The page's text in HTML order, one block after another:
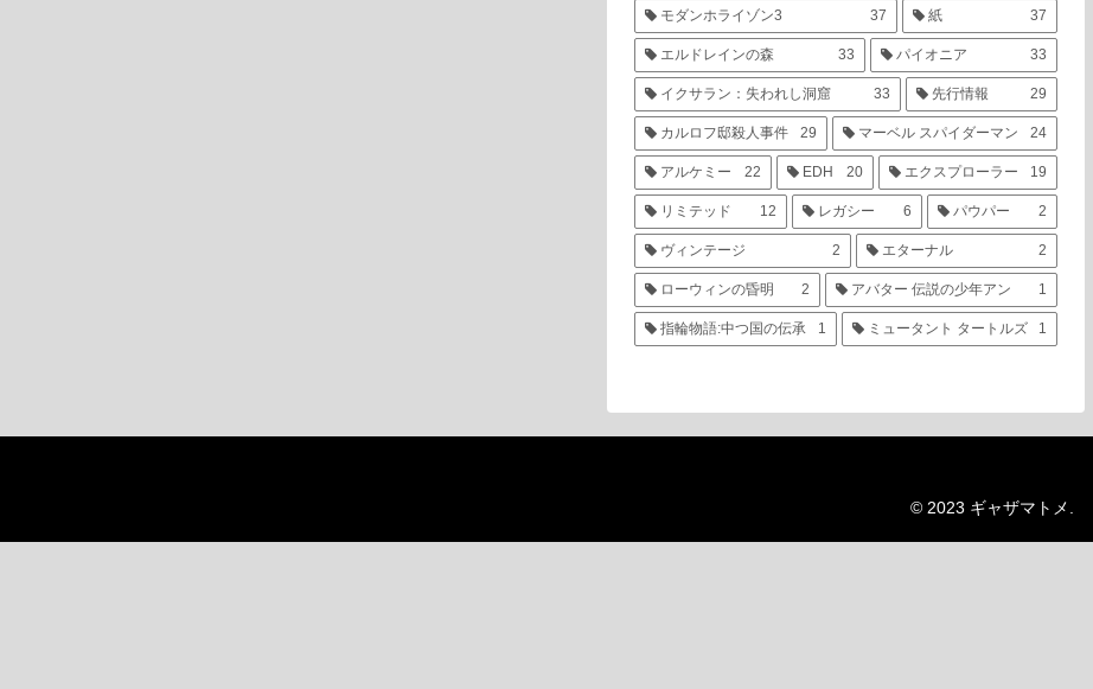
モダンホライゾン3 37 紙 37
エルドレインの森 33 パイオニア 33
イクサラン：失われし洞窟 33 先行情報 29
カルロフ邸殺人事件 29 マーベル スパイダーマン 24
アルケミー 22 EDH 20 エクスプローラー 19
リミテッド 12 レガシー 6 パウパー 2
ヴィンテージ 2 エターナル 2
ローウィンの昏明 2 アバター 伝説の少年アン 1
指輪物語:中つ国の伝承 1 ミュータント タートルズ 1
© 2023 ギャザマトメ.